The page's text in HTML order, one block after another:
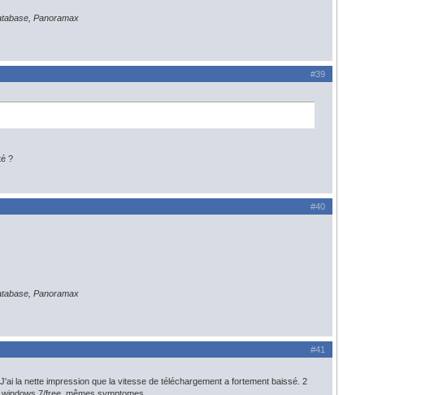
Panoramax
#39
?
#40
Panoramax
#41
la nette impression que la vitesse de téléchargement a fortement baissé. 2